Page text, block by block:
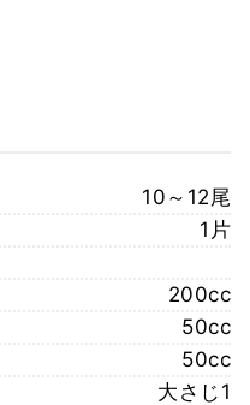
10～12尾
1片
200cc
50cc
50cc
大さじ1